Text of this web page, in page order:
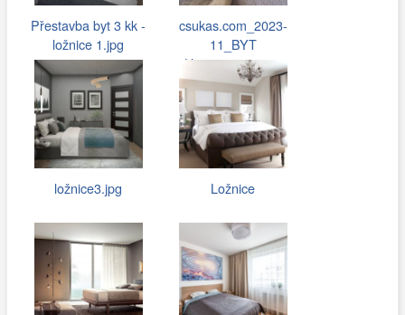
Přestavba byt 3 kk -
ložnice 1.jpg
csukas.com_2023-
11_BYT
Hostivar_050.jpg
ložnice3.jpg Ložnice